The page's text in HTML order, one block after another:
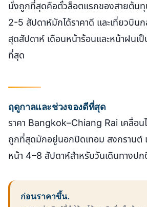
นั่งถูกที่สุดคือตั๋วล็อตแรกของสายต้น
2-5 สัปดาห์มักได้ราคาดี และเที่ยวบิน
สุดสัปดาห์ เดือนหน้าร้อนและหน้าฝนเ
ที่สุด
ฤดูกาลและช่วงจองดีที่สุด
ราคา Bangkok–Chiang Rai เคลื่อน
ถูกที่สุดมักอยู่นอกปิดเทอม สงกรานต์
หน้า 4–8 สัปดาห์สำหรับวันเดินทางปก
ก่อนราคาขึ้น.